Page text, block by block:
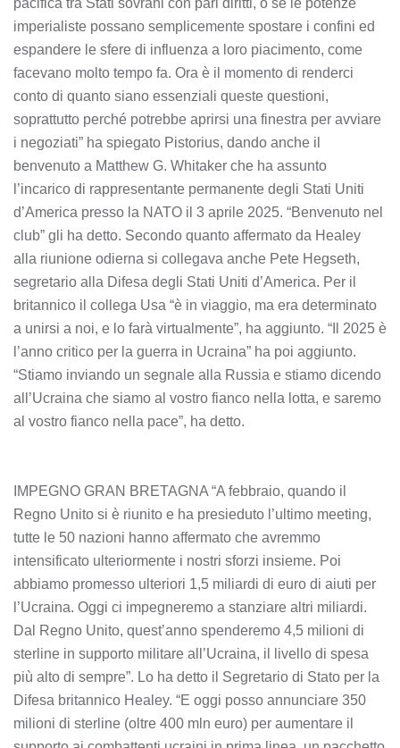
pacifica tra Stati sovrani con pari diritti, o se le potenze
imperialiste possano semplicemente spostare i confini ed
espandere le sfere di influenza a loro piacimento, come
facevano molto tempo fa. Ora è il momento di renderci
conto di quanto siano essenziali queste questioni,
soprattutto perché potrebbe aprirsi una finestra per avviare
i negoziati” ha spiegato Pistorius, dando anche il
benvenuto a Matthew G. Whitaker che ha assunto
l’incarico di rappresentante permanente degli Stati Uniti
d’America presso la NATO il 3 aprile 2025. “Benvenuto nel
club” gli ha detto. Secondo quanto affermato da Healey
alla riunione odierna si collegava anche Pete Hegseth,
segretario alla Difesa degli Stati Uniti d’America. Per il
britannico il collega Usa “è in viaggio, ma era determinato
a unirsi a noi, e lo farà virtualmente”, ha aggiunto. “Il 2025 è
l’anno critico per la guerra in Ucraina” ha poi aggiunto.
“Stiamo inviando un segnale alla Russia e stiamo dicendo
all’Ucraina che siamo al vostro fianco nella lotta, e saremo
al vostro fianco nella pace”, ha detto.
IMPEGNO GRAN BRETAGNA “A febbraio, quando il
Regno Unito si è riunito e ha presieduto l’ultimo meeting,
tutte le 50 nazioni hanno affermato che avremmo
intensificato ulteriormente i nostri sforzi insieme. Poi
abbiamo promesso ulteriori 1,5 miliardi di euro di aiuti per
l’Ucraina. Oggi ci impegneremo a stanziare altri miliardi.
Dal Regno Unito, quest’anno spenderemo 4,5 milioni di
sterline in supporto militare all’Ucraina, il livello di spesa
più alto di sempre”. Lo ha detto il Segretario di Stato per la
Difesa britannico Healey. “E oggi posso annunciare 350
milioni di sterline (oltre 400 mln euro) per aumentare il